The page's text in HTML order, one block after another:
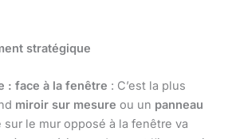
stratégique
: face à la fenêtre : C’est la plus
miroir sur mesure ou un panneau
sur le mur opposé à la fenêtre va